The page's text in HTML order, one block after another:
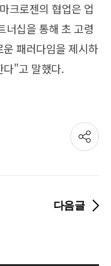
크로젠의 협업은 업
너십을 통해 초 고령
패러다임을 제시하
다"고 말했다.
공
유
다음글